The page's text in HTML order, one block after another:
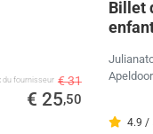
​​du fournisseur € 31
€ 25,50
Billet
4.9 /